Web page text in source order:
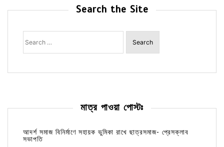
Search the Site
Search
for:
মাত্র পাওয়া পোস্টঃ
আদর্শ সমাজ বিনির্মাণে সহায়ক ভুমিকা রাখে ছাত্রসমাজ- প্রেসক্লাব
সভাপতি